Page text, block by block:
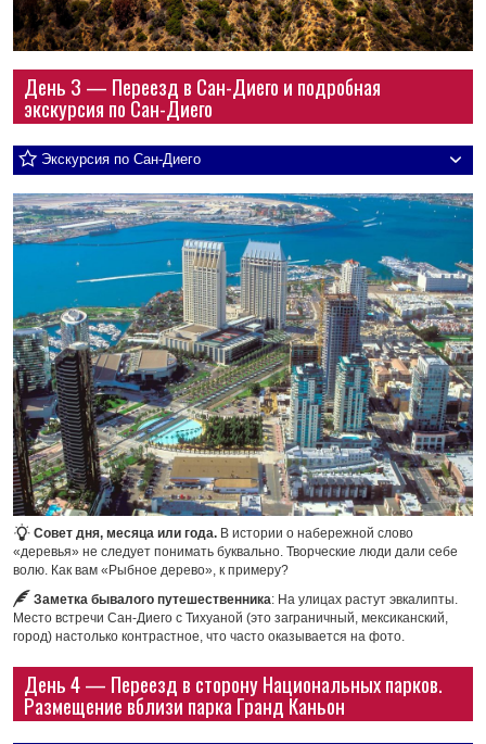
День 3 — Переезд в Сан-Диего и подробная
экскурсия по Сан-Диего
Экскурсия по Сан-Диего
Совет дня, месяца или года. В истории о набережной слово
«деревья» не следует понимать буквально. Творческие люди дали себе
волю. Как вам «Рыбное дерево», к примеру?
Заметка бывалого путешественника: На улицах растут эвкалипты.
Место встречи Сан-Диего с Тихуаной (это заграничный, мексиканский,
город) настолько контрастное, что часто оказывается на фото.
День 4 — Переезд в сторону Национальных парков.
Размещение вблизи парка Гранд Каньон